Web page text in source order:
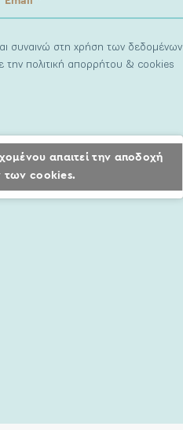
συναινώ στη χρήση των δεδομένων
πολιτική απορρήτου & cookies
απαιτεί την αποδοχή
των cookies.